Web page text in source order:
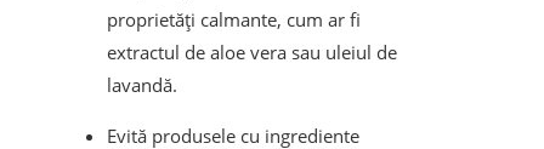
proprietăți calmante, cum ar fi
extractul de aloe vera sau uleiul de
lavandă.
Evită produsele cu ingrediente